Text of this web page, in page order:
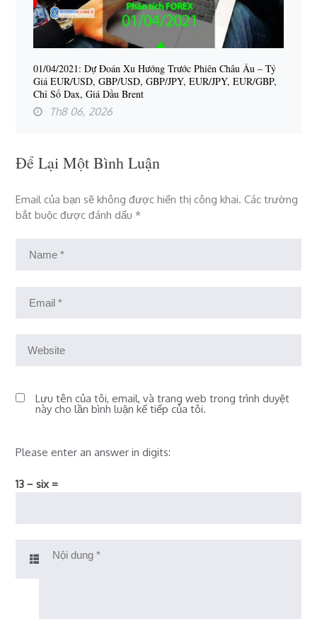
01/04/2021: Dự Đoán Xu Hướng Trước Phiên Châu Âu – Tỷ
Giá EUR/USD, GBP/USD, GBP/JPY, EUR/JPY, EUR/GBP,
Chỉ Số Dax, Giá Dầu Brent
Th8 06, 2026
Để Lại Một Bình Luận
Email của bạn sẽ không được hiển thị công khai. Các trường
bắt buộc được đánh dấu*
Lưu tên của tôi, email, và trang web trong trình duyệt
này cho lần bình luận kế tiếp của tôi.
Please enter an answer in digits:
13 − six =